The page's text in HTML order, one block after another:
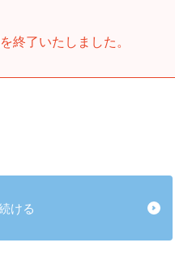
終了いたしました。
ける